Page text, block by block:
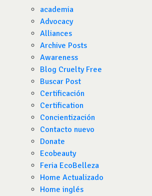
academia
Advocacy
Alliances
Archive Posts
Awareness
Blog Cruelty Free
Buscar Post
Certificación
Certification
Concientización
Contacto nuevo
Donate
Ecobeauty
Feria EcoBelleza
Home Actualizado
Home inglés